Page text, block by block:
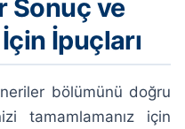
Sonuç ve
İpuçları
bölümünü doğru
tamamlamanız için